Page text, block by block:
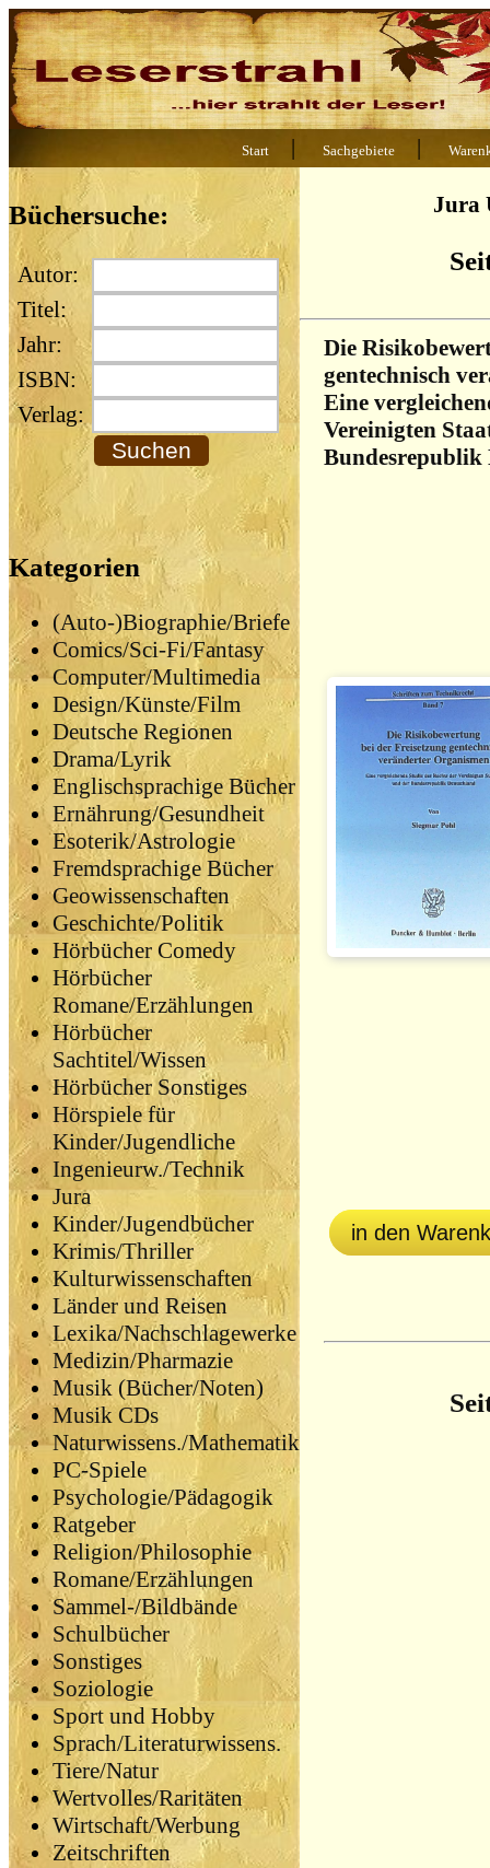
Start | Sachgebiete |
Büchersuche:
Autor:
Titel:
Jahr:
ISBN:
Verlag:
Kategorien
(Auto-)Biographie/Briefe
Comics/Sci-Fi/Fantasy
Computer/Multimedia
Design/Künste/Film
Deutsche Regionen
Drama/Lyrik
Englischsprachige Bücher
Ernährung/Gesundheit
Esoterik/Astrologie
Fremdsprachige Bücher
Geowissenschaften
Geschichte/Politik
Hörbücher Comedy
Hörbücher
Romane/Erzählungen
Hörbücher
Sachtitel/Wissen
Hörbücher Sonstiges
Hörspiele für
Kinder/Jugendliche
Ingenieurw./Technik
Jura
Kinder/Jugendbücher
Krimis/Thriller
Kulturwissenschaften
Länder und Reisen
Lexika/Nachschlagewerke
Medizin/Pharmazie
Musik (Bücher/Noten)
Musik CDs
Naturwissens./Mathematik
PC-Spiele
Psychologie/Pädagogik
Ratgeber
Religion/Philosophie
Romane/Erzählungen
Sammel-/Bildbände
Schulbücher
Sonstiges
Soziologie
Sport und Hobby
Sprach/Literaturwissens.
Tiere/Natur
Wertvolles/Raritäten
Wirtschaft/Werbung
Zeitschriften
Jura
Die
gentechnisch
Eine
Vereinigten
Bundesrepublik
in den